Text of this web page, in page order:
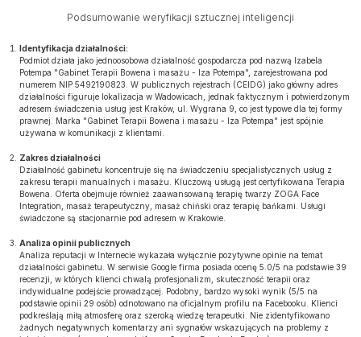
Podsumowanie weryfikacji sztucznej inteligencji
Identyfikacja działalności:
Podmiot działa jako jednoosobowa działalność gospodarcza pod nazwą Izabela
Potempa "Gabinet Terapii Bowena i masażu - Iza Potempa", zarejestrowana pod
numerem NIP 5492190823. W publicznych rejestrach (CEIDG) jako główny adres
działalności figuruje lokalizacja w Wadowicach, jednak faktycznym i potwierdzonym
adresem świadczenia usług jest Kraków, ul. Wygrana 9, co jest typowe dla tej formy
prawnej. Marka "Gabinet Terapii Bowena i masażu - Iza Potempa" jest spójnie
używana w komunikacji z klientami.
Zakres działalności
Działalność gabinetu koncentruje się na świadczeniu specjalistycznych usług z
zakresu terapii manualnych i masażu. Kluczową usługą jest certyfikowana Terapia
Bowena. Oferta obejmuje również zaawansowaną terapię twarzy ZOGA Face
Integration, masaż terapeutyczny, masaż chiński oraz terapię bańkami. Usługi
świadczone są stacjonarnie pod adresem w Krakowie.
Analiza opinii publicznych
Analiza reputacji w Internecie wykazała wyłącznie pozytywne opinie na temat
działalności gabinetu. W serwisie Google firma posiada ocenę 5.0/5 na podstawie 39
recenzji, w których klienci chwalą profesjonalizm, skuteczność terapii oraz
indywidualne podejście prowadzącej. Podobny, bardzo wysoki wynik (5/5 na
podstawie opinii 29 osób) odnotowano na oficjalnym profilu na Facebooku. Klienci
podkreślają miłą atmosferę oraz szeroką wiedzę terapeutki. Nie zidentyfikowano
żadnych negatywnych komentarzy ani sygnałów wskazujących na problemy z